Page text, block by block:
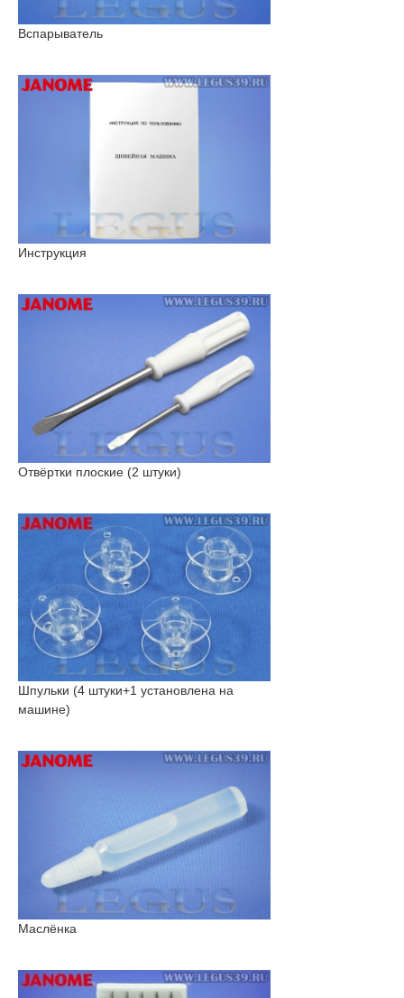
Вспарыватель
Инструкция
Отвёртки плоские (2 штуки)
Шпульки (4 штуки+1 установлена на
машине)
Маслёнка